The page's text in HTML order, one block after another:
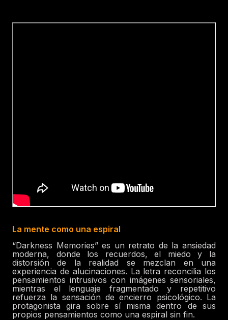
La mente como una espiral
“Darkness Memories” es un retrato de la ansiedad
moderna, donde los recuerdos, el miedo y la
distorsión de la realidad se mezclan en una
experiencia de alucinaciones. La letra reconcilia los
pensamientos intrusivos con imágenes sensoriales,
mientras el lenguaje fragmentado y repetitivo
refuerza la sensación de encierro psicológico. La
protagonista gira sobre sí misma dentro de sus
propios pensamientos como una espiral sin fin.